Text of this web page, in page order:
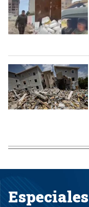
Especiales